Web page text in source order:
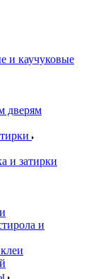
и каучуковые
дверям
и затирки
и